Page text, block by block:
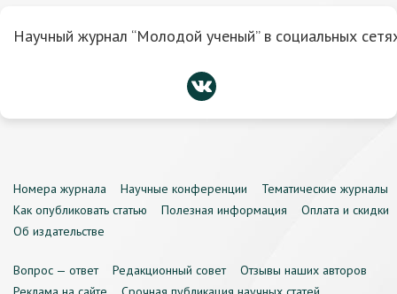
Научный журнал “Молодой ученый” в социальных
Номера журнала Научные конференции
Тематические журналы
Как опубликовать статью
Полезная информация
Оплата и скидки
Об издательстве
Вопрос — ответ Редакционный совет
Отзывы наших авторов